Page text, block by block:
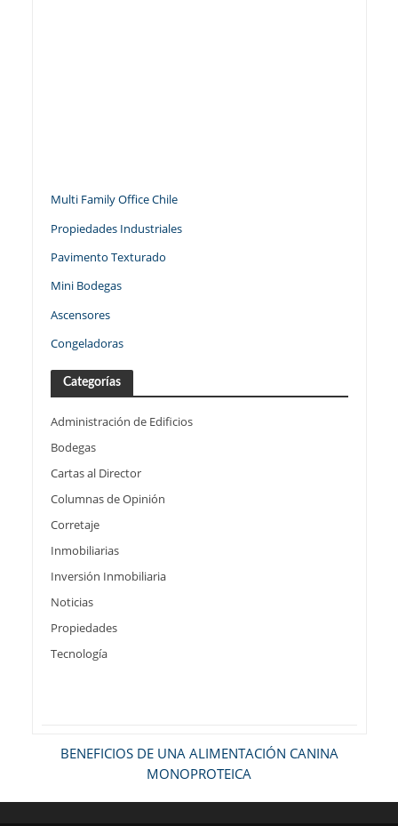
Multi Family Office Chile
Propiedades Industriales
Pavimento Texturado
Mini Bodegas
Ascensores
Congeladoras
Categorías
Administración de Edificios
Bodegas
Cartas al Director
Columnas de Opinión
Corretaje
Inmobiliarias
Inversión Inmobiliaria
Noticias
Propiedades
Tecnología
BENEFICIOS DE UNA ALIMENTACIÓN CANINA
MONOPROTEICA